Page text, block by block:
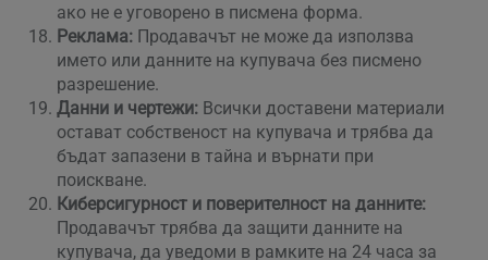
ако не е уговорено в писмена форма.
Реклама: Продавачът не може да използва
името или данните на купувача без писмено
разрешение.
Данни и чертежи: Всички доставени материали
остават собственост на купувача и трябва да
бъдат запазени в тайна и върнати при
поискване.
Киберсигурност и поверителност на данните:
Продавачът трябва да защити данните на
купувача, да уведоми в рамките на 24 часа за